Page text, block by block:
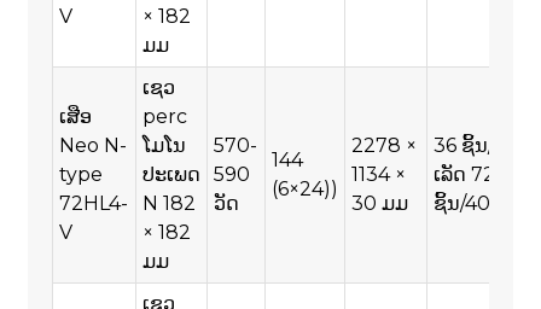
V
× 182
ມມ
ເສືອ
Neo N-
type
72HL4-
V
ເຊວ
perc
ໂມໂນ
ປະເພດ
N 182
× 182
ມມ
570-
590
ວັດ
144
(6×24))
2278 ×
1134 ×
30 ມມ
36 ຊິ້ນ/ພາ
ເລັດ 720
ຊິ້ນ/40HQ
ເຊວ